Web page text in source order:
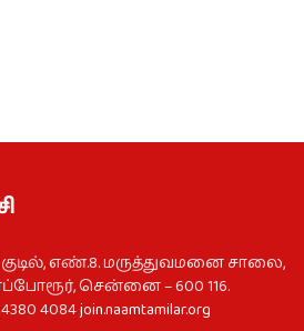
எண்.8. மருத்துவமனை சாலை,
சென்னை – 600 116.
4084join.naamtamilar.org